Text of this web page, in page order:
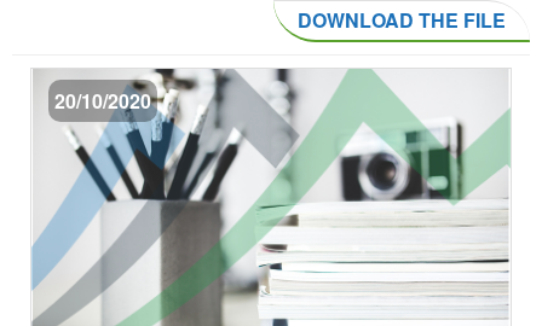
DOWNLOAD THE FILE
20/10/2020